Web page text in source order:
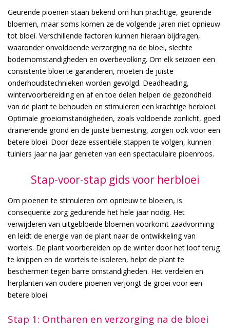
Geurende pioenen staan bekend om hun prachtige, geurende
bloemen, maar soms komen ze de volgende jaren niet opnieuw
tot bloei. Verschillende factoren kunnen hieraan bijdragen,
waaronder onvoldoende verzorging na de bloei, slechte
bodemomstandigheden en overbevolking. Om elk seizoen een
consistente bloei te garanderen, moeten de juiste
onderhoudstechnieken worden gevolgd. Deadheading,
wintervoorbereiding en af en toe delen helpen de gezondheid
van de plant te behouden en stimuleren een krachtige herbloei.
Optimale groeiomstandigheden, zoals voldoende zonlicht, goed
drainerende grond en de juiste bemesting, zorgen ook voor een
betere bloei. Door deze essentiële stappen te volgen, kunnen
tuiniers jaar na jaar genieten van een spectaculaire pioenroos.
Stap-voor-stap gids voor herbloei
Om pioenen te stimuleren om opnieuw te bloeien, is
consequente zorg gedurende het hele jaar nodig. Het
verwijderen van uitgebloeide bloemen voorkomt zaadvorming
en leidt de energie van de plant naar de ontwikkeling van
wortels. De plant voorbereiden op de winter door het loof terug
te knippen en de wortels te isoleren, helpt de plant te
beschermen tegen barre omstandigheden. Het verdelen en
herplanten van oudere pioenen verjongt de groei voor een
betere bloei.
Stap 1: Ontharen en verzorging na de bloei